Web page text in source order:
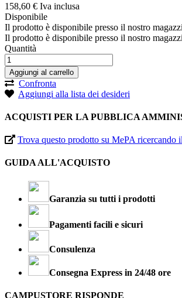
158,60 € Iva inclusa
Disponibile
Il prodotto è disponibile presso il nostro
Il prodotto è disponibile presso il nostro
Quantità
Aggiungi al carrello
Confronta
Aggiungi alla lista dei desideri
ACQUISTI PER LA PUBBLICA
Trova questo prodotto su MePA ricercando
GUIDA ALL'ACQUISTO
Garanzia su tutti i prodotti
Pagamenti facili e sicuri
Consulenza
Consegna Express in 24/48 ore
CAMPUSTORE RISPONDE